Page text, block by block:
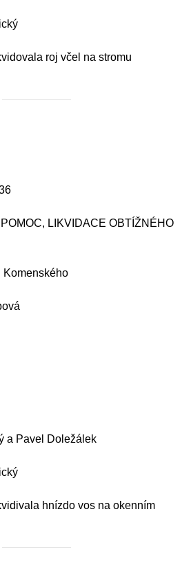
roj včel na stromu
LIKVIDACE OBTÍŽNÉHO
Komenského
a Pavel Doležálek
hnízdo vos na okenním